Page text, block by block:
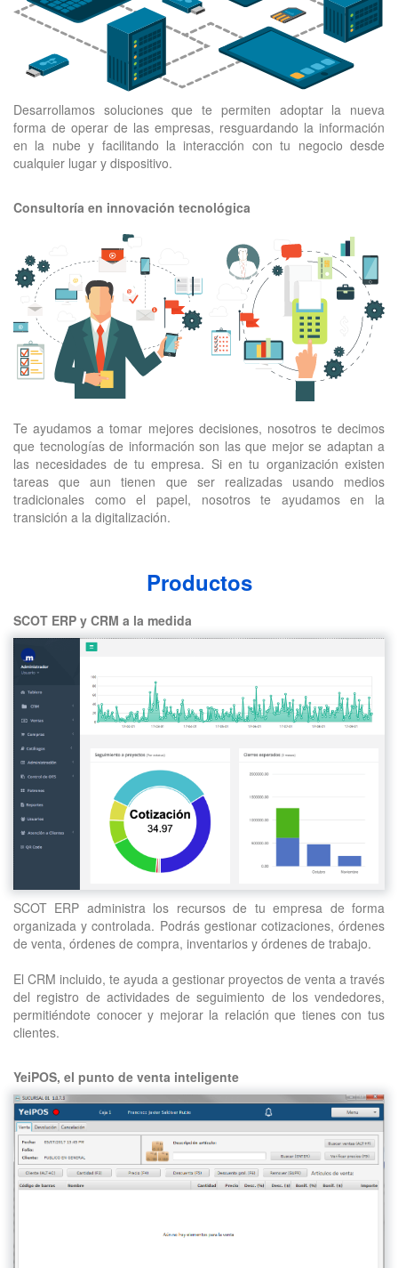
Desarrollamos soluciones que te permiten adoptar la nueva
forma de operar de las empresas, resguardando la información
en la nube y facilitando la interacción con tu negocio desde
cualquier lugar y dispositivo.
Consultoría en innovación tecnológica
Te ayudamos a tomar mejores decisiones, nosotros te decimos
que tecnologías de información son las que mejor se adaptan a
las necesidades de tu empresa. Si en tu organización existen
tareas que aun tienen que ser realizadas usando medios
tradicionales como el papel, nosotros te ayudamos en la
transición a la digitalización.
Productos
SCOT ERP y CRM a la medida
SCOT ERP administra los recursos de tu empresa de forma
organizada y controlada. Podrás gestionar cotizaciones, órdenes
de venta, órdenes de compra, inventarios y órdenes de trabajo.
El CRM incluido, te ayuda a gestionar proyectos de venta a través
del registro de actividades de seguimiento de los vendedores,
permitiéndote conocer y mejorar la relación que tienes con tus
clientes.
YeiPOS, el punto de venta inteligente